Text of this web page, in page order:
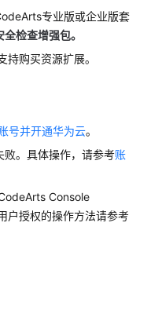
专业版或企业版套
全检查增强包。
持购买资源扩展。
号并开通华为云。
败。具体操作，请参考账
Console
户授权的操作方法请参考